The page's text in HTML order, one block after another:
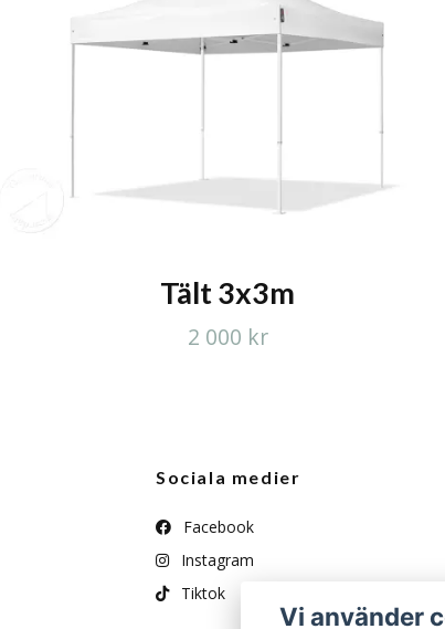
Tält 3x3m
2 000 kr
Sociala medier
Facebook
Instagram
Tiktok
Vi använder